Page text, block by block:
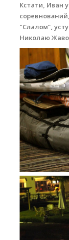
Кстати, Иван
"Слалом",
Николаю